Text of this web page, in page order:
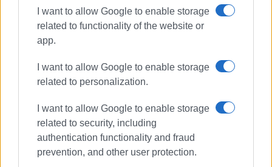
I want to allow Google to enable storage
related to functionality of the website or
app.
I want to allow Google to enable storage
related to personalization.
I want to allow Google to enable storage
related to security, including
authentication functionality and fraud
prevention, and other user protection.
ΕΛΕΝΗ ΚΟΡΩΝΑΚΗ
1990 σε θέσεις υψηλής ευθύνης. Ειδικεύεται στις
δημόσιες σχέσεις, το ελεύθερο και το